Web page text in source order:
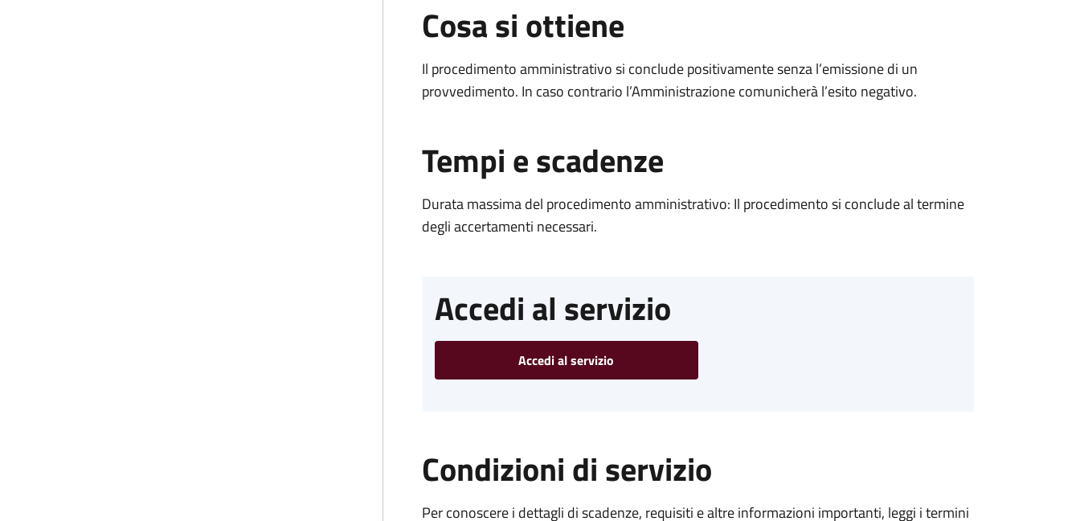
Cosa si ottiene
Il procedimento amministrativo si conclude positivamente senza l’emissione di un
provvedimento. In caso contrario l’Amministrazione comunicherà l’esito negativo.
Tempi e scadenze
Durata massima del procedimento amministrativo: Il procedimento si conclude al termine
degli accertamenti necessari.
Accedi al servizio
Accedi al servizio
Condizioni di servizio
Per conoscere i dettagli di scadenze, requisiti e altre informazioni importanti, leggi i termini